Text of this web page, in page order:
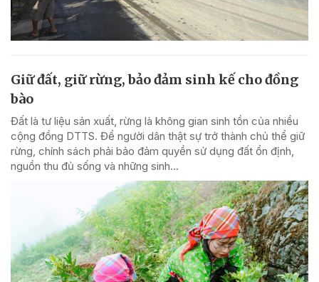
Giữ đất, giữ rừng, bảo đảm sinh kế cho đồng
bào
Đất là tư liệu sản xuất, rừng là không gian sinh tồn của nhiều
cộng đồng DTTS. Để người dân thật sự trở thành chủ thể giữ
rừng, chính sách phải bảo đảm quyền sử dụng đất ổn định,
nguồn thu đủ sống và những sinh...